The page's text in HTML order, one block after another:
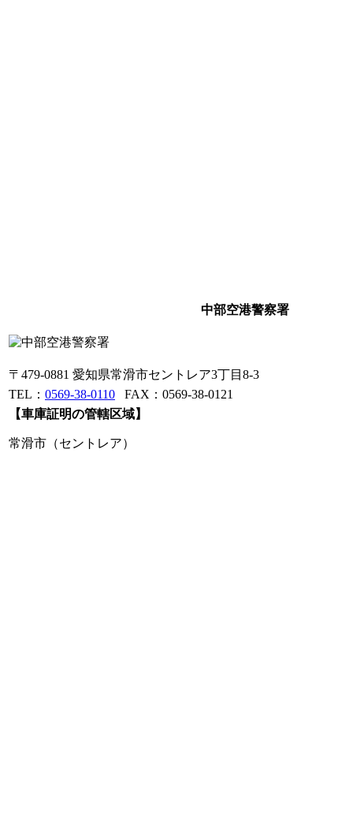
中部空港警察署
〒479-0881 愛知県常滑市セントレア3丁目8-3
TEL： 0569-38-0110 FAX：0569-38-0121
【車庫証明の管轄区域】
常滑市（セントレア）